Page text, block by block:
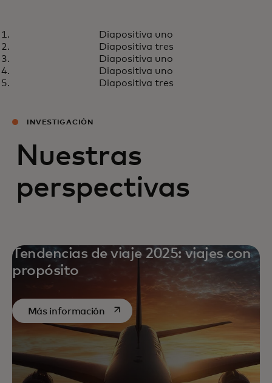
Michelle MeyerDiapositiva uno
Diapositiva tres
Diapositiva uno
Diapositiva uno
Diapositiva tres
INVESTIGACIÓN
Nuestras
perspectivas
Tendencias de viaje 2025: viajes con
propósito
Más informaciónse abre en una pestaña nueva